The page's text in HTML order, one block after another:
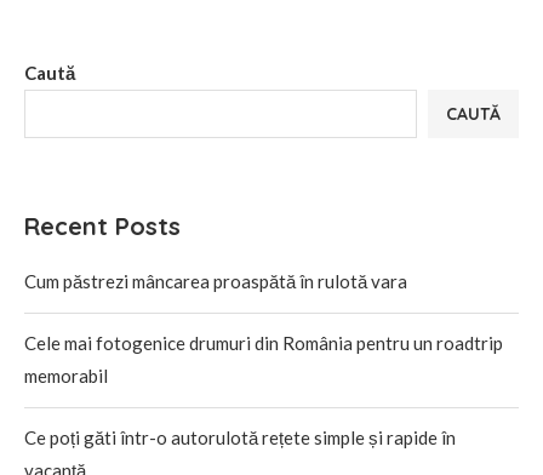
Caută
CAUTĂ
Recent Posts
Cum păstrezi mâncarea proaspătă în rulotă vara
Cele mai fotogenice drumuri din România pentru un roadtrip
memorabil
Ce poți găti într-o autorulotă rețete simple și rapide în
vacanță